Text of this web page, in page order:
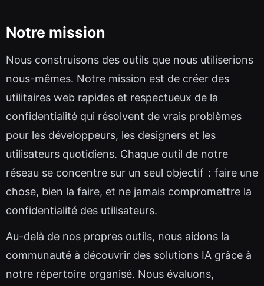
Notre mission
Nous construisons des outils que nous utiliserions
nous-mêmes. Notre mission est de créer des
utilitaires web rapides et respectueux de la
confidentialité qui résolvent de vrais problèmes
pour les développeurs, les designers et les
utilisateurs quotidiens. Chaque outil de notre
réseau se concentre sur un seul objectif：faire une
chose, bien la faire, et ne jamais compromettre la
confidentialité des utilisateurs.
Au-delà de nos propres outils, nous aidons la
communauté à découvrir des solutions IA grâce à
notre répertoire organisé. Nous évaluons,